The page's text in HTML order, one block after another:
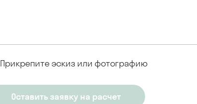
Прикрепите эскиз или фотографию